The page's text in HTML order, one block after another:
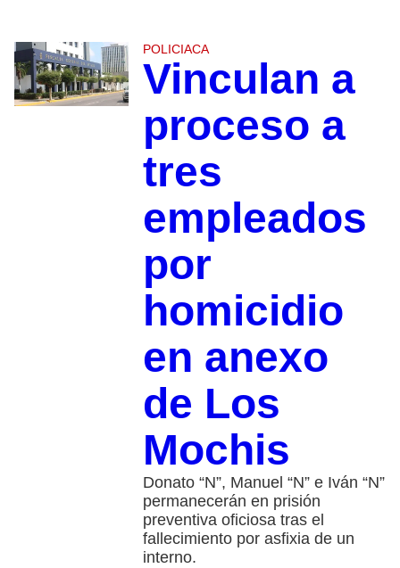
POLICIACA
Vinculan a
proceso a
tres
empleados
por
homicidio
en anexo
de Los
Mochis
Donato “N”, Manuel “N” e Iván “N”
permanecerán en prisión
preventiva oficiosa tras el
fallecimiento por asfixia de un
interno.